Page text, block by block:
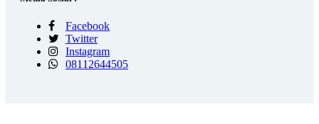
Facebook
Twitter
Instagram
08112644505